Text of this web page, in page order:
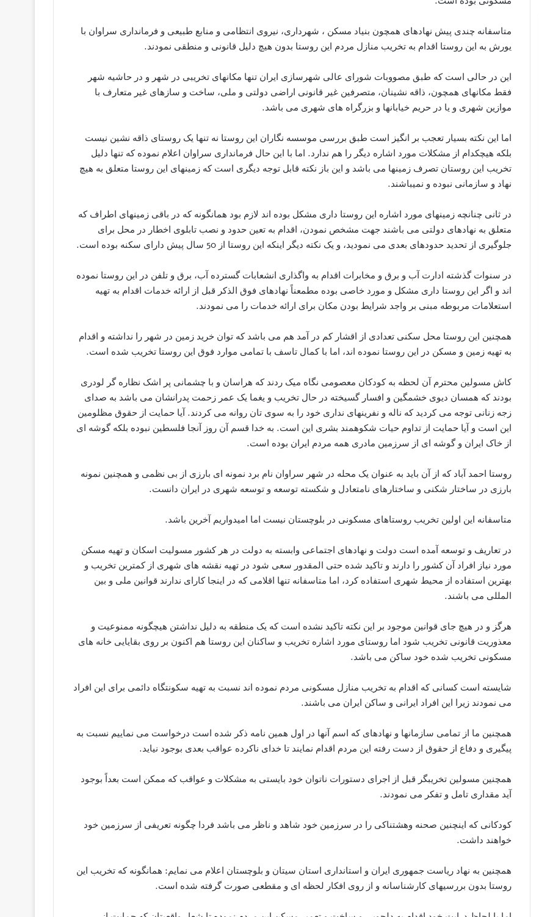
متاسفانه چندی پیش نهادهای همچون بنیاد مسکن ، شهرداری، نیروی انتظامی و منابع طبیعی و فرمانداری سراوان با
یورش به این روستا اقدام به تخریب منازل مردم این روستا بدون هیچ دلیل قانونی و منطقی نمودند.
این در حالی است که طبق مصووبات شورای عالی شهرسازی ایران تنها مکانهای تخریبی در شهر و در حاشیه شهر
فقط مکانهای همچون، ذاقه نشینان، متصرفین غیر قانونی اراضی دولتی و ملی، ساخت و سازهای غیر متعارف با
موازین شهری و یا در حریم خیابانها و بزرگراه های شهری می باشد.
اما این نکته بسیار تعجب بر انگیز است طبق بررسی موسسه نگاران این روستا نه تنها یک روستای ذاقه نشین نیست
بلکه هیچکدام از مشکلات مورد اشاره دیگر را هم ندارد. اما با این حال فرمانداری سراوان اعلام نموده که تنها دلیل
تخریب این روستان تصرف زمینها می باشد و این باز نکته قابل توجه دیگری است که زمینهای این روستا متعلق به هیچ
نهاد و سازمانی نبوده و نمیباشند.
در ثانی چنانچه زمینهای مورد اشاره این روستا داری مشکل بوده اند لازم بود همانگونه که در باقی زمینهای اطراف که
متعلق به نهادهای دولتی می باشند جهت مشخص نمودن، اقدام به تعین حدود و نصب تابلوی اخطار در محل برای
جلوگیری از تحدید حدودهای بعدی می نمودید، و یک نکته دیگر اینکه این روستا از 50 سال پیش دارای سکنه بوده است.
در سنوات گذشته ادارت آب و برق و مخابرات اقدام به واگذاری انشعابات گسترده آب، برق و تلفن در این روستا نموده
اند و اگر این روستا داری مشکل و مورد خاصی بوده مطمعناً نهادهای فوق الذکر قبل از ارائه خدمات اقدام به تهیه
استعلامات مربوطه مبنی بر واجد شرایط بودن مکان برای ارائه خدمات را می نمودند.
همچنین این روستا محل سکنی تعدادی از اقشار کم در آمد هم می باشد که توان خرید زمین در شهر را نداشته و اقدام
به تهیه زمین و مسکن در این روستا نموده اند، اما با کمال تاسف با تمامی موارد فوق این روستا تخریب شده است.
کاش مسولین محترم آن لحظه به کودکان معصومی نگاه میک ردند که هراسان و با چشمانی پر اشک نظاره گر لودری
بودند که همسان دیوی خشمگین و افسار گسیخته در حال تخریب و یغما یک عمر زحمت پدرانشان می باشد به صدای
زجه زنانی توجه می کردید که ناله و نفرینهای نداری خود را به سوی تان روانه می کردند. آیا حمایت از حقوق مظلومین
این است و آیا حمایت از تداوم حیات شکوهمند بشری این است. به خدا قسم آن روز آنجا فلسطین نبوده بلکه گوشه ای
از خاک ایران و گوشه ای از سرزمین مادری همه مردم ایران بوده است.
روستا احمد آباد که از آن باید به عنوان یک محله در شهر سراوان نام برد نمونه ای بارزی از بی نظمی و همچنین نمونه
بارزی در ساختار شکنی و ساختارهای نامتعادل و شکسته توسعه و توسعه شهری در ایران دانست.
متاسفانه این اولین تخریب روستاهای مسکونی در بلوچستان نیست اما امیدواریم آخرین باشد.
در تعاریف و توسعه آمده است دولت و نهادهای اجتماعی وابسته به دولت در هر کشور مسولیت اسکان و تهیه مسکن
مورد نیاز افراد آن کشور را دارند و تاکید شده حتی المقدور سعی شود در تهیه نقشه های شهری از کمترین تخریب و
بهترین استفاده از محیط شهری استفاده کرد، اما متاسفانه تنها اقلامی که در اینجا کارای ندارند قوانین ملی و بین
المللی می باشند.
هرگز و در هیچ جای قوانین موجود بر این نکته تاکید نشده است که یک منطقه به دلیل نداشتن هیچگونه ممنوعیت و
معذوریت قانونی تخریب شود اما روستای مورد اشاره تخریب و ساکنان این روستا هم اکنون بر روی بقایایی خانه های
مسکونی تخریب شده خود ساکن می باشد.
شایسته است کسانی که اقدام به تخریب منازل مسکونی مردم نموده اند نسبت به تهیه سکونتگاه دائمی برای این افراد
می نمودند زیرا این افراد ایرانی و ساکن ایران می باشند.
همچنین ما از تمامی سازمانها و نهادهای که اسم آنها در اول همین نامه ذکر شده است درخواست می نماییم نسبت به
پیگیری و دفاع از حقوق از دست رفته این مردم اقدام نمایند تا خدای ناکرده عواقب بعدی بوجود نیاید.
همچنین مسولین تخریبگر قبل از اجرای دستورات ناتوان خود بایستی به مشکلات و عواقب که ممکن است بعداً بوجود
آید مقداری تامل و تفکر می نمودند.
کودکانی که اینچنین صحنه وهشتناکی را در سرزمین خود شاهد و ناظر می باشد فردا چگونه تعریفی از سرزمین خود
خواهند داشت.
همچنین به نهاد ریاست جمهوری ایران و استانداری استان سیتان و بلوچستان اعلام می نمایم: همانگونه که تخریب این
روستا بدون بررسیهای کارشناسانه و از روی افکار لحظه ای و مقطعی صورت گرفته شده است.